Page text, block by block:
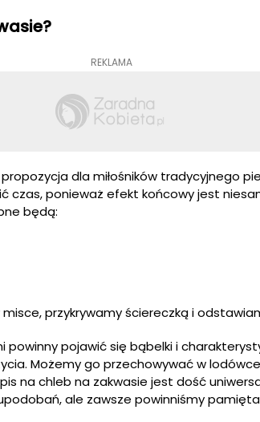
REKLAMA
dla miłośników tradycyjnego
czas, ponieważ efekt końcowy jest
będą:
przykrywamy ściereczką i
powinny pojawić się bąbelki i
Możemy go przechowywać w
na chleb na zakwasie jest dość
ale zawsze powinniśmy